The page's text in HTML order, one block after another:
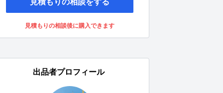
見積もりの相談後に購入できます
出品者プロフィール